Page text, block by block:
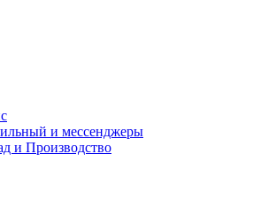
и мессенджеры
и Производство